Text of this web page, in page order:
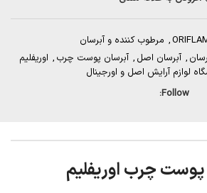
, مرطوب کننده و آبرسان
, آبرسان اصل , آبرسان پوست چرب , اوریفلیم
لوازم آرایش اصل و اورجینال
Follow:
پوست چرب اوریفلیم